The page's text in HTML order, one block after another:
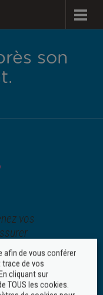
son
vos
afin de vous conférer
de vos
cliquant sur
TOUS les cookies.